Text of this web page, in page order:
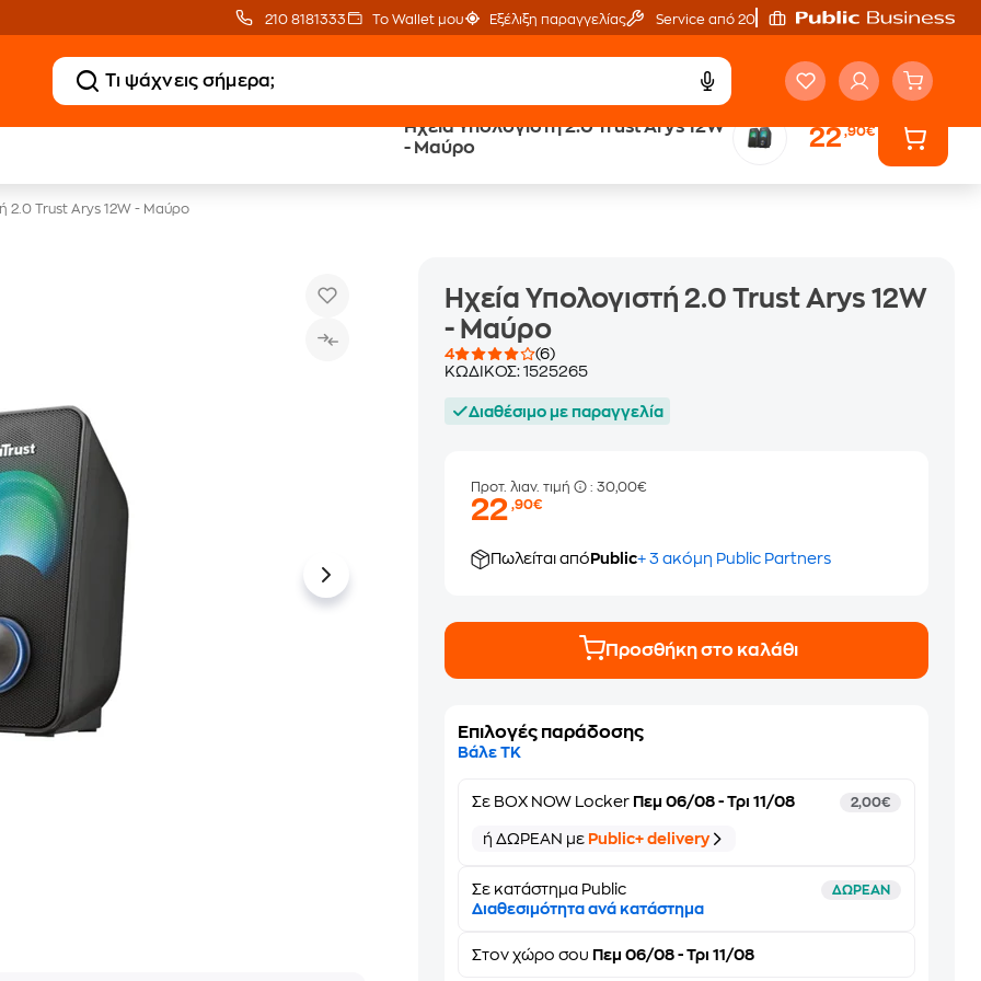
210 8181333 Το Wallet μου Εξέλιξη παραγγελίας Service από 20'
Ηχεία Υπολογιστή 2.0 Trust Arys 12W
- Μαύρο
22,90€
Δωρεάν Μεταφορικά
2.0 Trust Arys 12W - Μαύρο
Ηχεία Υπολογιστή 2.0 Trust Arys 12W
- Μαύρο
4
(6)
ΚΩΔΙΚΟΣ:1525265
Διαθέσιμο με παραγγελία
Προτ. λιαν. τιμή : 30,00€
22,90€
Πωλείται από Public+ 3 ακόμη Public Partners
Προσθήκη στο καλάθι
Επιλογές παράδοσης
Βάλε ΤΚ
Σε BOX NOW Locker Πεμ 06/08 - Τρι 11/08 2,00€
ή ΔΩΡΕΑΝ με Public+ delivery
Σε κατάστημα Public ΔΩΡΕΑΝ
Διαθεσιμότητα ανά κατάστημα
Στονχώρο σου Πεμ 06/08 - Τρι 11/08